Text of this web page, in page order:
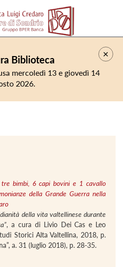
×
Biblioteca
mercoledì 13 e giovedì 14
2026.
tre bimbi, 6 capi bovini e 1 cavallo
della Grande Guerra nella
della vita valtellinese durante
, a cura di Livio Dei Cas e Leo
Storici Alta Valtellina, 2018, p.
a. 31 (luglio 2018), p. 28‐35.